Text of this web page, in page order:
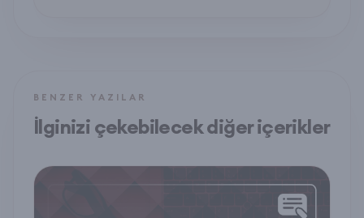
BENZER YAZILAR
İlginizi çekebilecek diğer içerikler